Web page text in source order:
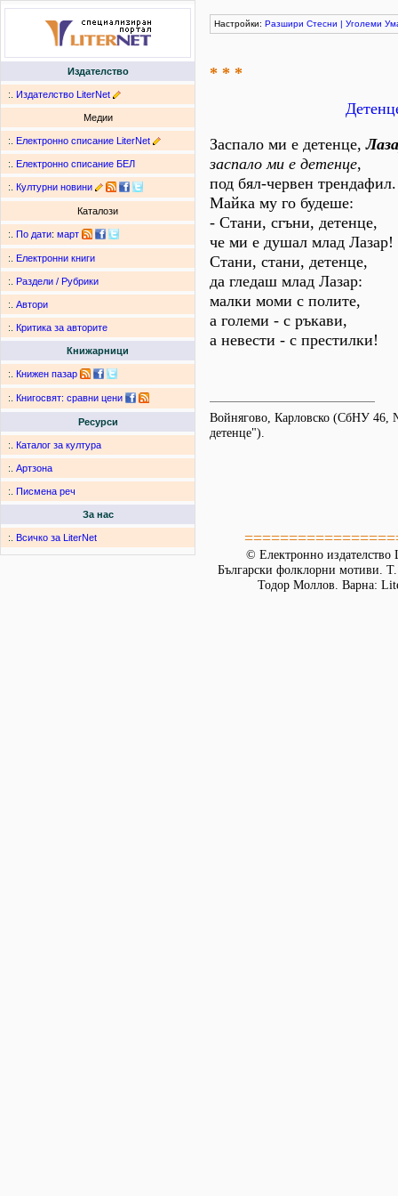
Издателство
:. Издателство LiterNet
Медии
:. Електронно списание LiterNet
:. Електронно списание БЕЛ
:. Културни новини
Каталози
:. По дати: март
:. Електронни книги
:. Раздели / Рубрики
:. Автори
:. Критика за авторите
Книжарници
:. Книжен пазар
:. Книгосвят: сравни цени
Ресурси
:. Каталог за култура
:. Артзона
:. Писмена реч
За нас
:. Всичко за LiterNet
Настройки: Разшири Стесни | Уголеми
* * *
Заспало ми е детенце,
заспало ми е детенце,
под бял-червен трендафил.
Майка му го будеше:
- Стани, сгъни, детенце,
че ми е душал млад Лазар!
Стани, стани, детенце,
да гледаш млад Лазар:
малки моми с полите,
а големи - с ръкави,
а невести - с престилки!
Войнягово, Карловско (СбНУ 46,
детенце").
© Електронно издателство
Български фолклорни мотиви.
Тодор Моллов. Варна: